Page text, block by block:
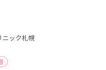
ニック札幌